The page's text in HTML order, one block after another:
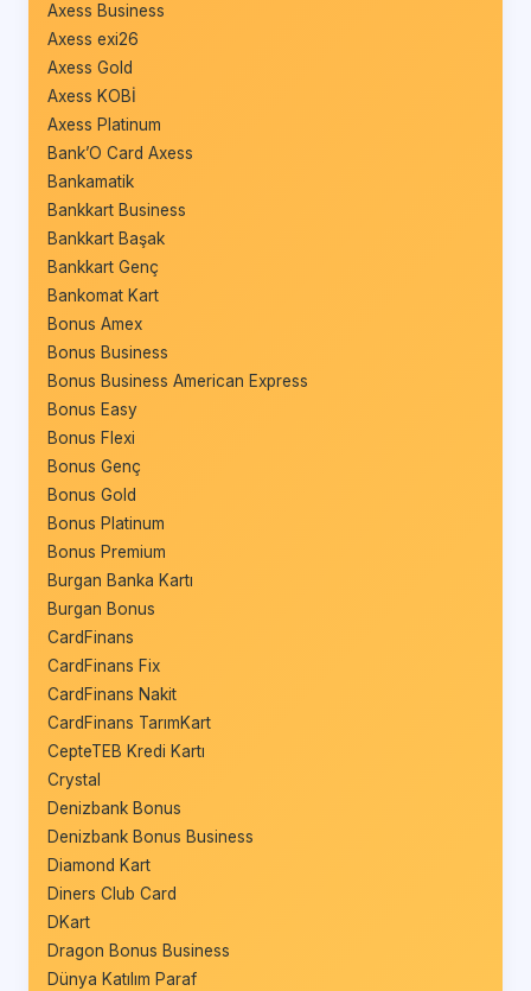
Axess Business
Axess exi26
Axess Gold
Axess KOBİ
Axess Platinum
Bank’O Card Axess
Bankamatik
Bankkart Business
Bankkart Başak
Bankkart Genç
Bankomat Kart
Bonus Amex
Bonus Business
Bonus Business American Express
Bonus Easy
Bonus Flexi
Bonus Genç
Bonus Gold
Bonus Platinum
Bonus Premium
Burgan Banka Kartı
Burgan Bonus
CardFinans
CardFinans Fix
CardFinans Nakit
CardFinans TarımKart
CepteTEB Kredi Kartı
Crystal
Denizbank Bonus
Denizbank Bonus Business
Diamond Kart
Diners Club Card
DKart
Dragon Bonus Business
Dünya Katılım Paraf